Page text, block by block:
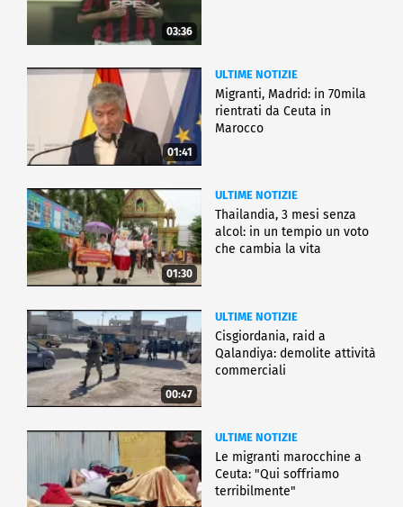
03:36
01:41
ULTIME NOTIZIE
Migranti, Madrid: in 70mila
rientrati da Ceuta in
Marocco
01:30
ULTIME NOTIZIE
Thailandia, 3 mesi senza
alcol: in un tempio un voto
che cambia la vita
00:47
ULTIME NOTIZIE
Cisgiordania, raid a
Qalandiya: demolite attività
commerciali
ULTIME NOTIZIE
Le migranti marocchine a
Ceuta: "Qui soffriamo
terribilmente"